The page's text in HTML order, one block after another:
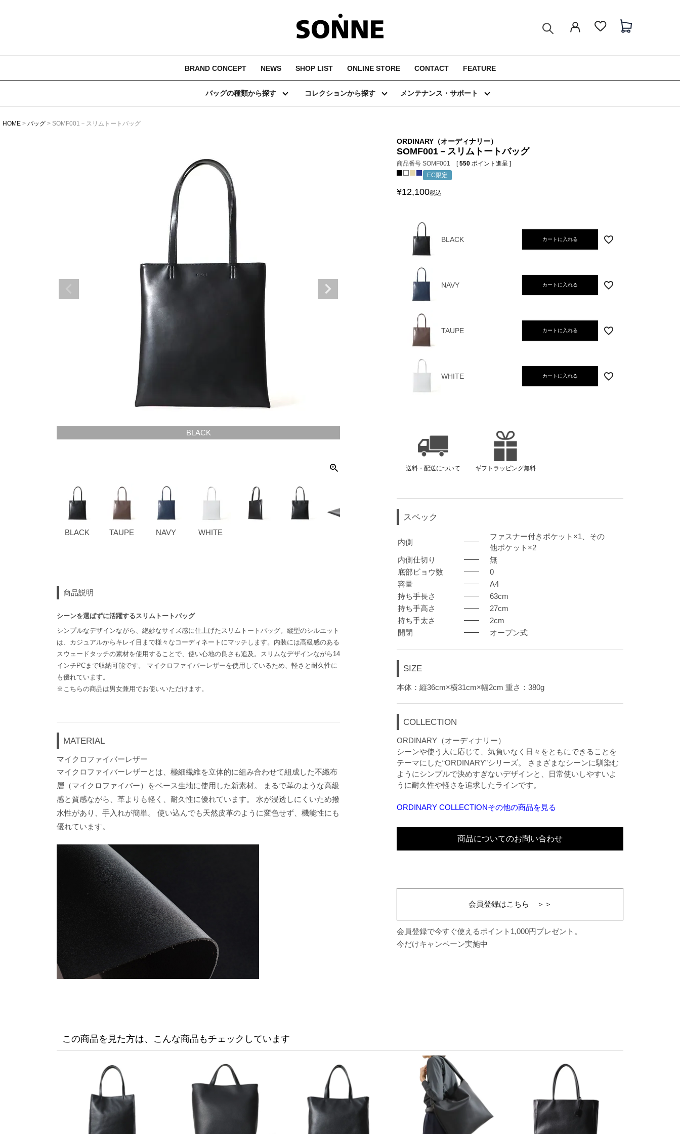
BRAND CONCEPT NEWS SHOP LIST ONLINE STORE CONTACT FEATURE
バッグの種類から探す コレクションから探す メンテナンス・サポート
HOME バッグ SOMF001－スリムトートバッグ
BLACK TAUPE
BLACK TAUPE NAVY WHITE
商品説明
シーンを選ばずに活躍するスリムトートバッグ
シンプルなデザインながら、絶妙なサイズ感に仕上げたスリムトートバッグ。縦型のシルエット
は、カジュアルからキレイ目まで様々なコーディネートにマッチします。内装には高級感のある
スウェードタッチの素材を使用することで、使い心地の良さも追及。スリムなデザインながら14
インチPCまで収納可能です。 マイクロファイバーレザーを使用しているため、軽さと耐久性に
も優れています。
※こちらの商品は男女兼用でお使いいただけます。
MATERIAL
マイクロファイバーレザー
マイクロファイバーレザーとは、極細繊維を立体的に組み合わせて組成した不織布
層（マイクロファイバー）をベース生地に使用した新素材。 まるで革のような高級
感と質感ながら、革よりも軽く、耐久性に優れています。 水が浸透しにくいため撥
水性があり、手入れが簡単。 使い込んでも天然皮革のように変色せず、機能性にも
優れています。
ORDINARY（オーディナリー）
SOMF001－スリムトートバッグ
商品番号 SOMF001 [ 550 ポイント進呈 ]
EC限定
¥12,100税込
BLACK カートに入れる
NAVY カートに入れる
TAUPE カートに入れる
WHITE カートに入れる
送料・配送について ギフトラッピング無料
スペック
内側
ファスナー付きポケット×1、その
他ポケット×2
内側仕切り
無
底部ビョウ数
0
容量
A4
持ち手長さ
63cm
持ち手高さ
27cm
持ち手太さ
2cm
開閉
オープン式
SIZE
本体：縦36cm×横31cm×幅2cm 重さ：380g
COLLECTION
ORDINARY（オーディナリー）
シーンや使う人に応じて、気負いなく日々をともにできることを
テーマにした“ORDINARY”シリーズ。 さまざまなシーンに馴染む
ようにシンプルで決めすぎないデザインと、日常使いしやすいよ
うに耐久性や軽さを追求したラインです。
ORDINARY COLLECTIONその他の商品を見る
商品についてのお問い合わせ
会員登録はこちら ＞＞
会員登録で今すぐ使えるポイント1,000円プレゼント。
今だけキャンペーン実施中
この商品を見た方は、こんな商品もチェックしています